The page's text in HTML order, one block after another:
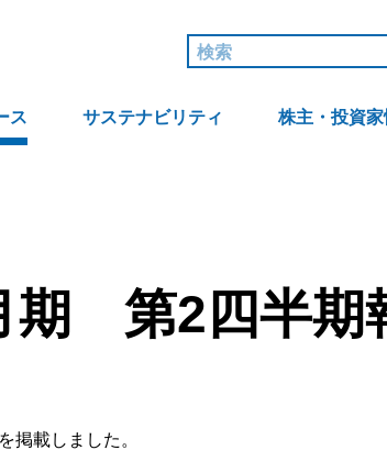
ス サステナビリティ 株主・投資家
期 第2四半期
載しました。